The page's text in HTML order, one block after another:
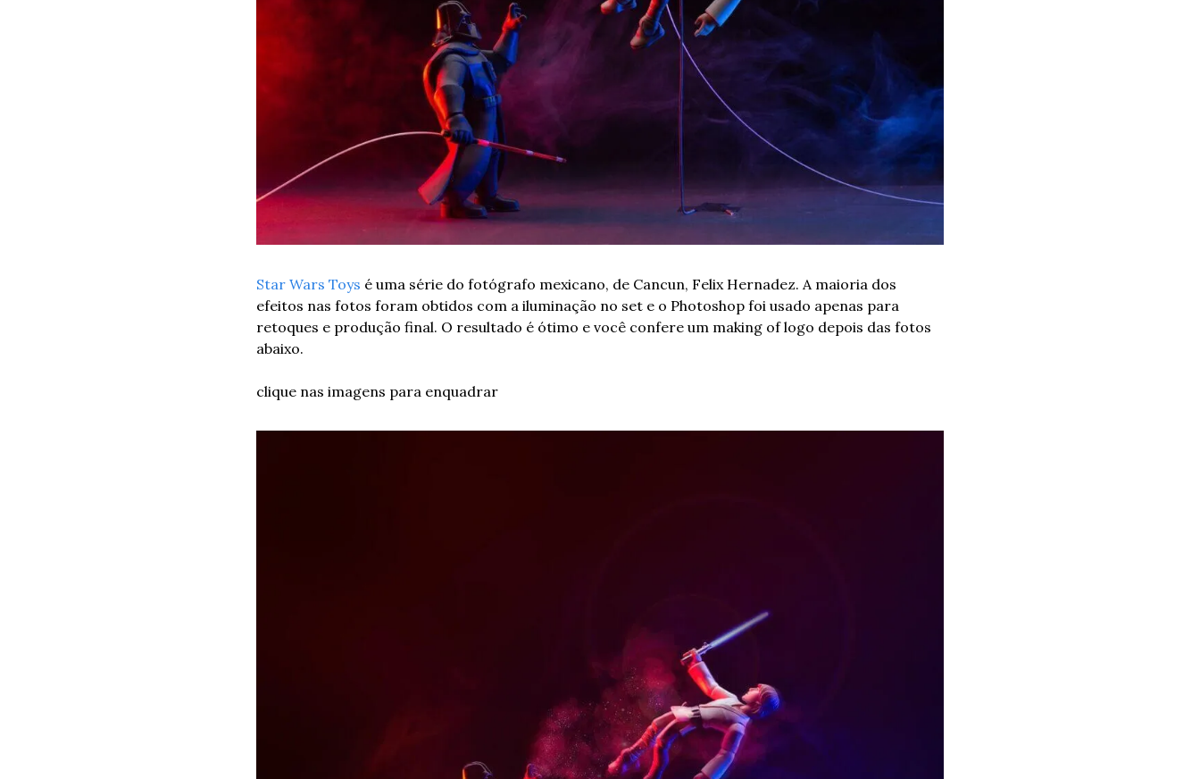
Star Wars Toys é uma série do fotógrafo mexicano, de Cancun, Felix Hernadez. A maioria dos
efeitos nas fotos foram obtidos com a iluminação no set e o Photoshop foi usado apenas para
retoques e produção final. O resultado é ótimo e você confere um making of logo depois das fotos
abaixo.
clique nas imagens para enquadrar